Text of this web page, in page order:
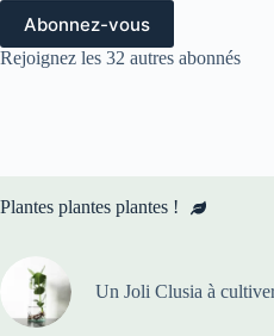
Abonnez-vous
Rejoignez les 32 autres abonnés
Plantes plantes plantes !
Un Joli Clusia à